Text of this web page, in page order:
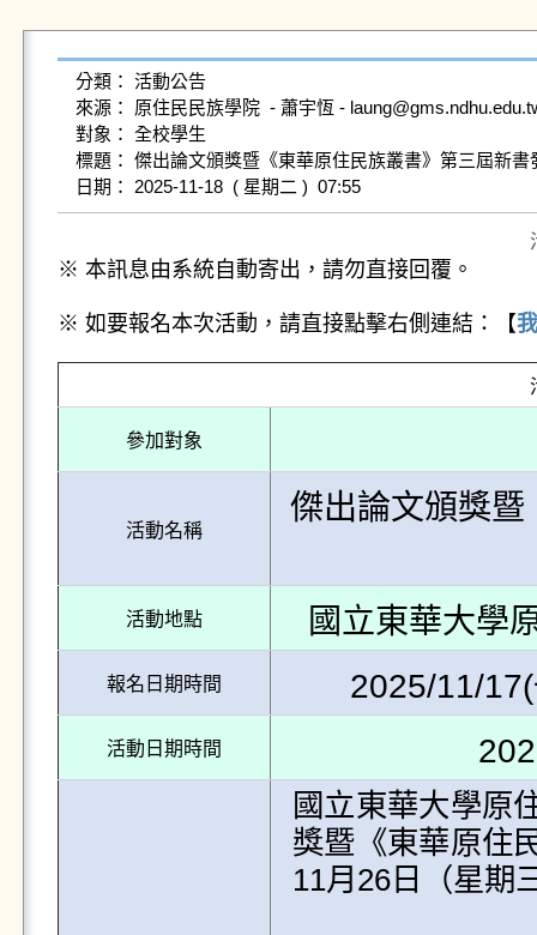
分類： 活動公告
來源： 原住民民族學院  - 蕭宇恆 -
對象： 全校學生
標題： 傑出論文頒獎暨《東華原住民族叢書》第三屆新書
日期： 2025-11-18  ( 星期二 )  07:55
※ 本訊息由系統自動寄出，請勿直接回覆。
※ 如要報名本次活動，請直接點擊右側連結：【
參加對象
活動名稱
傑出論文頒獎
活動地點 國立東華大學
報名日期時間 2025/11/
活動日期時間
國立東華大學原
獎暨《東華原住
11月26日（星期